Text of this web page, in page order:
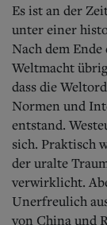
Es ist an der
unter einer
Nach dem
Weltmacht
dass die
Normen und
entstand.
sich. Praktisch
der uralte
verwirklicht.
Unerfreulich
von China und